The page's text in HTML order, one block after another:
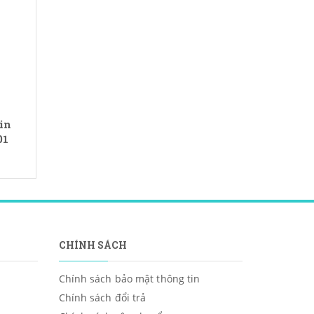
CHÍNH SÁCH
Chính sách bảo mật thông tin
Chính sách đổi trả